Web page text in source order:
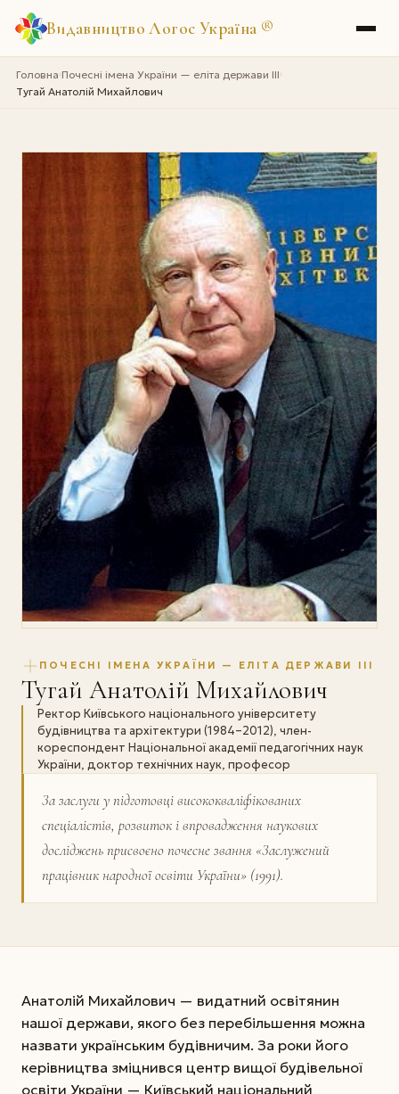
Видавництво Логос Україна ®
Головна›Почесні імена України — еліта держави III›
Тугай Анатолій Михайлович
ПОЧЕСНІ ІМЕНА УКРАЇНИ — ЕЛІТА ДЕРЖАВИ III
Тугай Анатолій Михайлович
Ректор Київського національного університету
будівництва та архітектури (1984–2012), член-
кореспондент Національної академії педагогічних наук
України, доктор технічних наук, професор
За заслуги у підготовці висококваліфікованих
спеціалістів, розвиток і впровадження наукових
досліджень присвоєно почесне звання «Заслужений
працівник народної освіти України» (1991).
Анатолій Михайлович — видатний освітянин
нашої держави, якого без перебільшення можна
назвати українським будівничим. За роки його
керівництва зміцнився центр вищої будівельної
освіти України — Київський національний